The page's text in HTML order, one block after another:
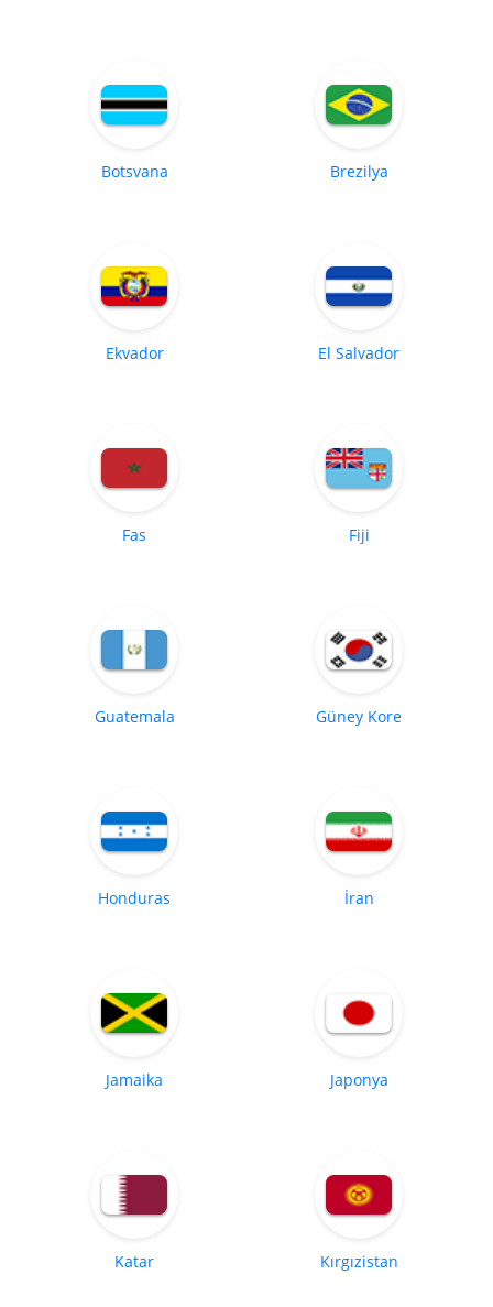
Botsvana Brezilya
Ekvador El Salvador
Fas Fiji
Guatemala Güney Kore
Honduras İran
Jamaika Japonya
Katar Kırgızistan